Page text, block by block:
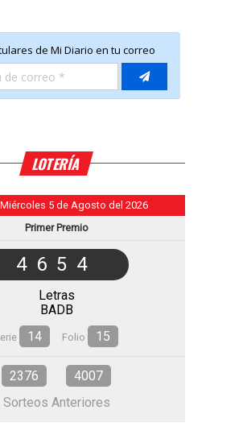
LOTERÍA
5 de Agosto del 2026
Primer Premio
4654
Letras
BADB
14 Folio 15
2376
4007
Sorteos Anteriores